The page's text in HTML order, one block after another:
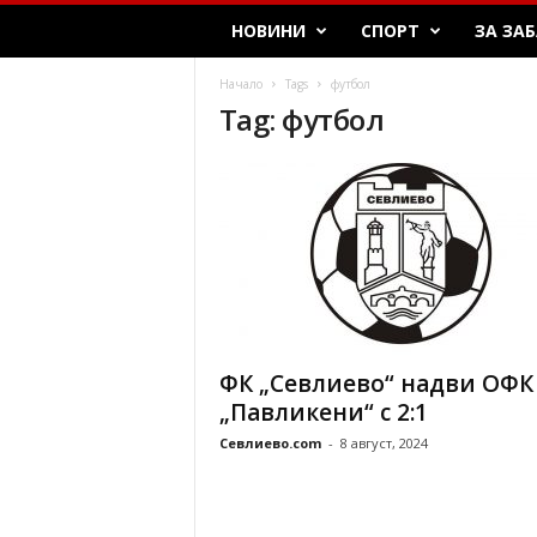
НОВИНИ СПОРТ ЗА
Начало Tags футбол
Tag: футбол
ФК „Севлиево“ надви ОФК
„Павликени“ с 2:1
Севлиево.com - 8 август, 2024